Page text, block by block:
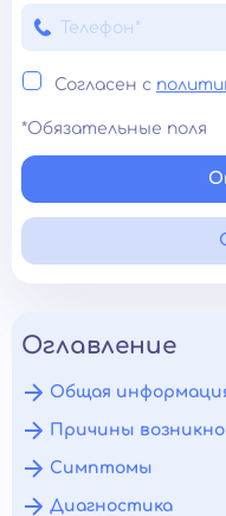
Согласен с
*Обязательные поля
Оглавление
Общая
Причины
Симптомы
Диагностика